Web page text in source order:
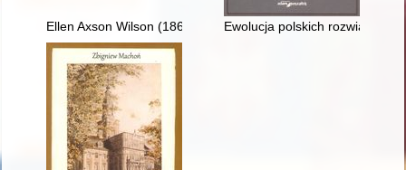
Ellen Axson Wilson (1860-1914) : artystka, która "uczyniła"
Ewolucja polskich rozwiązań